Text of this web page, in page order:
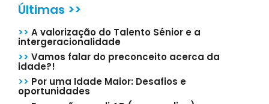
Últimas >>
>> A valorização do Talento Sénior e a
intergeracionalidade
>> Vamos falar do preconceito acerca da
idade?!
>> Por uma Idade Maior: Desafios e
oportunidades